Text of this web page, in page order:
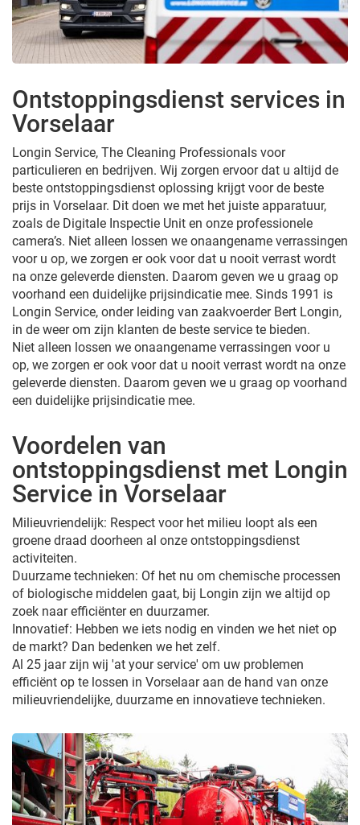
Ontstoppingsdienst services in
Vorselaar
Longin Service, The Cleaning Professionals voor
particulieren en bedrijven. Wij zorgen ervoor dat u altijd de
beste ontstoppingsdienst oplossing krijgt voor de beste
prijs in Vorselaar. Dit doen we met het juiste apparatuur,
zoals de Digitale Inspectie Unit en onze professionele
camera’s. Niet alleen lossen we onaangename verrassingen
voor u op, we zorgen er ook voor dat u nooit verrast wordt
na onze geleverde diensten. Daarom geven we u graag op
voorhand een duidelijke prijsindicatie mee. Sinds 1991 is
Longin Service, onder leiding van zaakvoerder Bert Longin,
in de weer om zijn klanten de beste service te bieden.
Niet alleen lossen we onaangename verrassingen voor u
op, we zorgen er ook voor dat u nooit verrast wordt na onze
geleverde diensten. Daarom geven we u graag op voorhand
een duidelijke prijsindicatie mee.
Voordelen van
ontstoppingsdienst met Longin
Service in Vorselaar
Milieuvriendelijk: Respect voor het milieu loopt als een
groene draad doorheen al onze ontstoppingsdienst
activiteiten.
Duurzame technieken: Of het nu om chemische processen
of biologische middelen gaat, bij Longin zijn we altijd op
zoek naar efficiënter en duurzamer.
Innovatief: Hebben we iets nodig en vinden we het niet op
de markt? Dan bedenken we het zelf.
Al 25 jaar zijn wij 'at your service' om uw problemen
efficiënt op te lossen in Vorselaar aan de hand van onze
milieuvriendelijke, duurzame en innovatieve technieken.